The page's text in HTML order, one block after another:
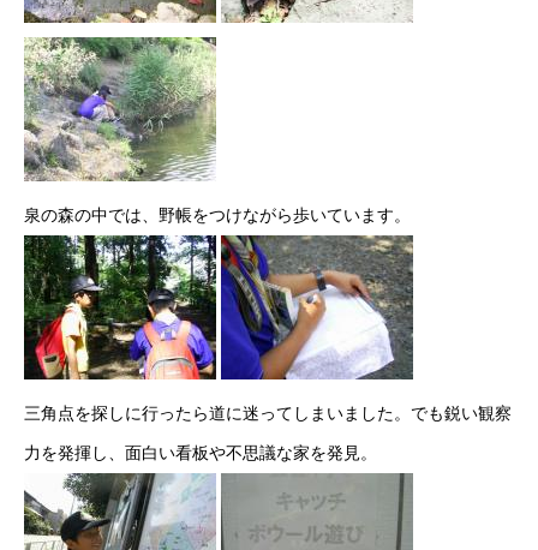
泉の森の中では、野帳をつけながら歩いています。
三角点を探しに行ったら道に迷ってしまいました。でも鋭い観察
力を発揮し、面白い看板や不思議な家を発見。